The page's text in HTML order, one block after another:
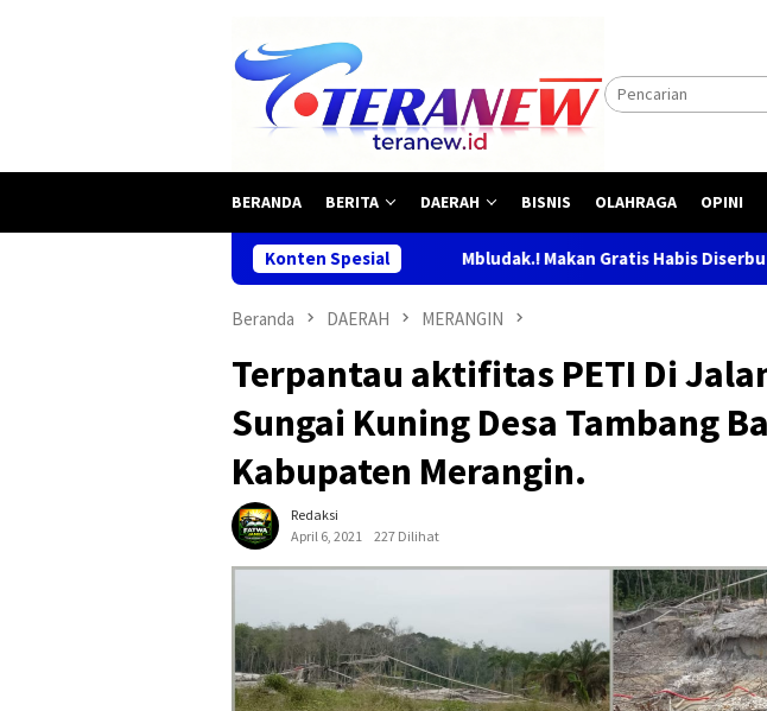
BERANDA BERITA DAERAH BISNIS OLAHRAGA OPINI
Konten Spesial
Mbludak.! Makan Gratis Habis Diserbu Warga, Program
Beranda DAERAH MERANGIN
Terpantau aktifitas PETI Di
Sungai Kuning Desa Tambang
Kabupaten Merangin.
Redaksi
April 6, 2021
227 Dilihat